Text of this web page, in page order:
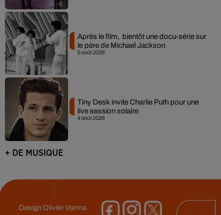
5 août 2026
Après le film, bientôt une docu-série sur
le père de Michael Jackson
4 août 2026
Tiny Desk invite Charlie Puth pour une
live session solaire
+ DE MUSIQUE
DesignOlivier Varma